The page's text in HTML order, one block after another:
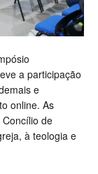
a participação
e
online. As
de
à teologia e